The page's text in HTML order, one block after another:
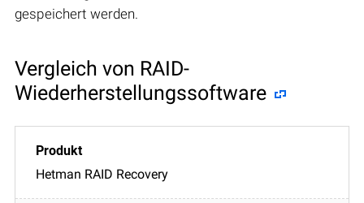
gespeichert werden.
Vergleich von RAID-
Wiederherstellungssoftware
Hetman RAID Recovery